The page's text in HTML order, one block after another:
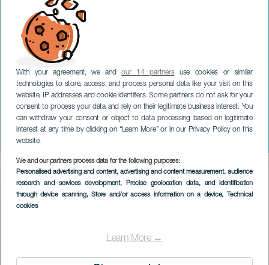
With your agreement, we andour 14 partnersuse cookies or similar
technologies to store, access, and process personal data like your visit on this
website, IP addresses and cookie identifiers. Some partners do not ask for your
consent to process your data and rely on their legitimate business interest. You
can withdraw your consent or object to data processing based on legitimate
interest at any time by clicking on “Learn More” or in our Privacy Policy on this
website.
We and our partners process data for the following purposes:
Personalised advertising and content, advertising and content measurement, audience
research and services development, Precise geolocation data, and identification
through device scanning, Store and/or access information on a device, Technical
cookies
Learn More →
Electro-Estancia
TENERIFE
Imagen
Listado